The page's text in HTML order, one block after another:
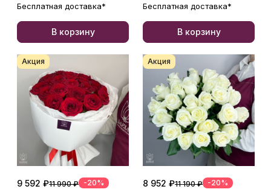
Бесплатная доставка*
В корзину
Бесплатная доставка*
В корзину
Акция
9 592 ₽11 990 ₽ -20%
Акция
8 952 ₽11 190 ₽ -20%